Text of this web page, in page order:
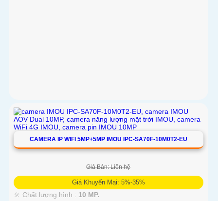
CAMERA IP WIFI 5MP+5MP IMOU IPC-SA70F-10M0T2-EU
Giá Bán: Liên hệ
Giá Khuyến Mại: 5%-35%
🔆 Chất lượng hình : 10 MP.